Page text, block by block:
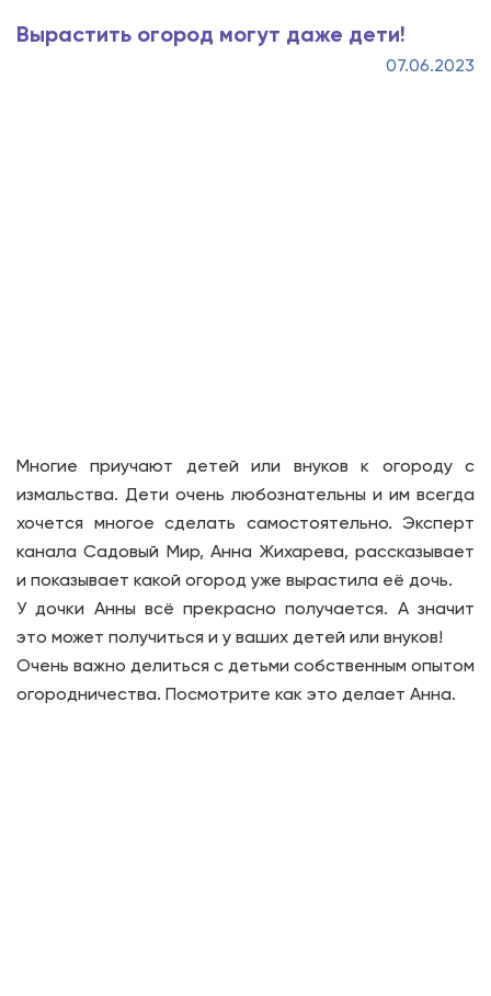
Вырастить огород могут даже дети!
07.06.2023
Многие приучают детей или внуков к огороду с
измальства. Дети очень любознательны и им всегда
хочется многое сделать самостоятельно. Эксперт
канала Садовый Мир, Анна Жихарева, рассказывает
и показывает какой огород уже вырастила её дочь.
У дочки Анны всё прекрасно получается. А значит
это может получиться и у ваших детей или внуков!
Очень важно делиться с детьми собственным опытом
огородничества. Посмотрите как это делает Анна.